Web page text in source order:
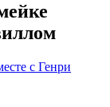
с Генри